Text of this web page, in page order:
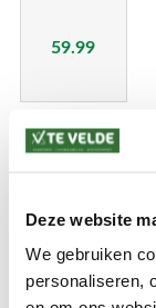
Deze website
We gebruiken
personaliseren,
59.99
Voortenten en
Tenten en